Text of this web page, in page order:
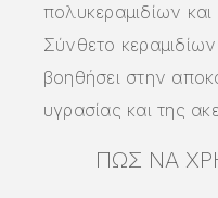
πολυκεραμιδίων
Σύνθετο
βοηθήσει στην
υγρασίας και της
ΠΏΣ ΝΑ